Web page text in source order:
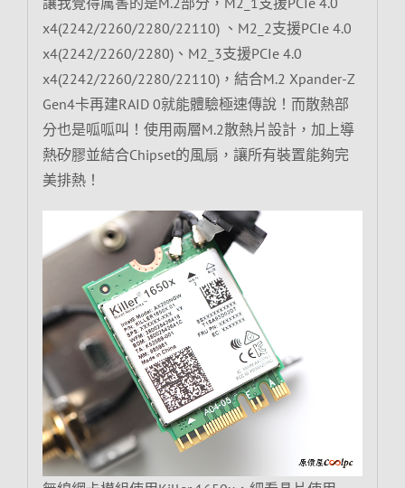
x4(2242/2260/2280/22110) 、M2_2支援PCIe 4.0
x4(2242/2260/2280)、M2_3支援PCIe 4.0
x4(2242/2260/2280/22110)，結合M.2 Xpander-Z
Gen4卡再建RAID 0就能體驗極速傳說！而散熱部
分也是呱呱叫！使用兩層M.2散熱片設計，加上導
熱矽膠並結合Chipset的風扇，讓所有裝置能夠完
美排熱！